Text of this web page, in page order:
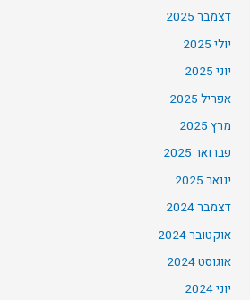
דצמבר 2025
יולי 2025
יוני 2025
אפריל 2025
מרץ 2025
פברואר 2025
ינואר 2025
דצמבר 2024
אוקטובר 2024
אוגוסט 2024
יוני 2024